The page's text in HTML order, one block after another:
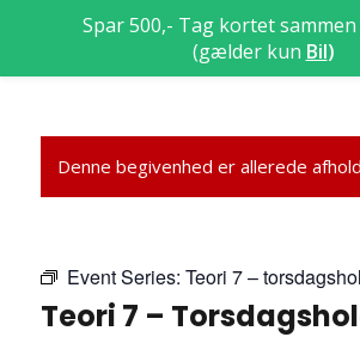
Denne begivenhed er allerede
Event Series: Teori 7 –
Teori 7 –
Spar 500,- Tag kortet sammen
(gælder kun Bil)